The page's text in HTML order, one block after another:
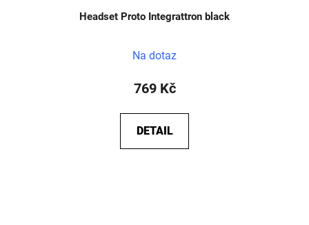
Headset Proto Integrattron black
Na dotaz
769 Kč
DETAIL